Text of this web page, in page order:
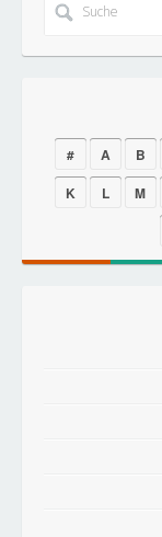
# A B
K
L M